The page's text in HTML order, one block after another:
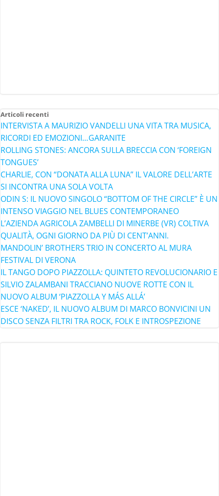
Articoli recenti
INTERVISTA A MAURIZIO VANDELLI UNA VITA TRA MUSICA,
RICORDI ED EMOZIONI…GARANITE
ROLLING STONES: ANCORA SULLA BRECCIA CON ‘FOREIGN
TONGUES’
CHARLIE, CON “DONATA ALLA LUNA” IL VALORE DELL’ARTE
SI INCONTRA UNA SOLA VOLTA
ODIN S: IL NUOVO SINGOLO “BOTTOM OF THE CIRCLE” È UN
INTENSO VIAGGIO NEL BLUES CONTEMPORANEO
L’AZIENDA AGRICOLA ZAMBELLI DI MINERBE (VR) COLTIVA
QUALITÀ, OGNI GIORNO DA PIÙ DI CENT’ANNI.
MANDOLIN’ BROTHERS TRIO IN CONCERTO AL MURA
FESTIVAL DI VERONA
IL TANGO DOPO PIAZZOLLA: QUINTETO REVOLUCIONARIO E
SILVIO ZALAMBANI TRACCIANO NUOVE ROTTE CON IL
NUOVO ALBUM ‘PIAZZOLLA Y MÁS ALLÁ’
ESCE ‘NAKED’, IL NUOVO ALBUM DI MARCO BONVICINI UN
DISCO SENZA FILTRI TRA ROCK, FOLK E INTROSPEZIONE